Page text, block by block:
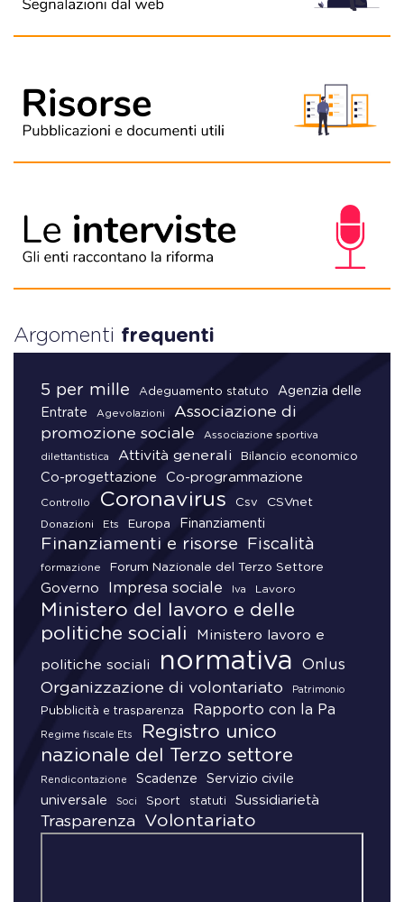
Argomenti frequenti
5 per mille Adeguamento statuto
Agenzia delle
Entrate
Agevolazioni
Associazione di
promozione sociale
Associazione sportiva
dilettantistica Attività generali Bilancio economico
Co-progettazione Co-programmazione
Controllo Coronavirus Csv CSVnet
Donazioni Ets Europa Finanziamenti
Finanziamenti e risorse Fiscalità
formazione Forum Nazionale del Terzo Settore
Governo Impresa sociale Iva Lavoro
Ministero del lavoro e delle
politiche sociali
Ministero lavoro e
politiche sociali normativa Onlus
Organizzazione di volontariato Patrimonio
Pubblicità e trasparenza Rapporto con la Pa
Regime fiscale Ets
Registro unico
nazionale del Terzo settore
Rendicontazione Scadenze
Servizio civile
universale
Soci Sport statuti Sussidiarietà
Trasparenza Volontariato